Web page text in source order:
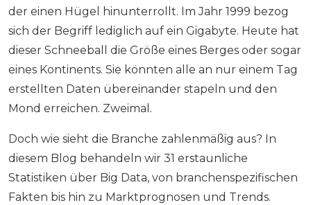
der einen Hügel hinunterrollt. Im Jahr 1999 bezog
sich der Begriff lediglich auf ein Gigabyte. Heute hat
dieser Schneeball die Größe eines Berges oder sogar
eines Kontinents. Sie könnten alle an nur einem Tag
erstellten Daten übereinander stapeln und den
Mond erreichen. Zweimal.
Doch wie sieht die Branche zahlenmäßig aus? In
diesem Blog behandeln wir 31 erstaunliche
Statistiken über Big Data, von branchenspezifischen
Fakten bis hin zu Marktprognosen und Trends.